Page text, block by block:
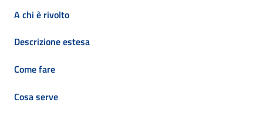
A chi è rivolto
Descrizione estesa
Come fare
Cosa serve